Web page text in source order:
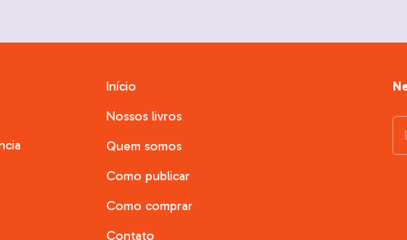
Início
Nossos livros
Quem somos
Como publicar
Como comprar
Contato